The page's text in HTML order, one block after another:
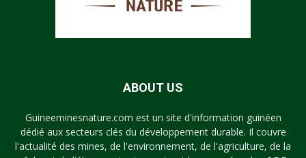
ABOUT US
Guineeminesnature.com est un site d'information guinéen
dédié aux secteurs clés du développement durable. Il couvre
l'actualité des mines, de l'environnement, de l'agriculture, de la